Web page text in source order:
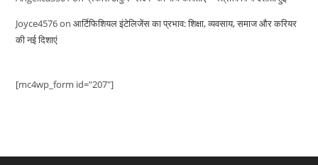
Joyce4576onआर्टिफिशियल इंटेलिजेंस का प्रभाव: शिक्षा, व्यवसाय, समाज और करियर
की नई दिशाएं
[mc4wp_form id="207"]